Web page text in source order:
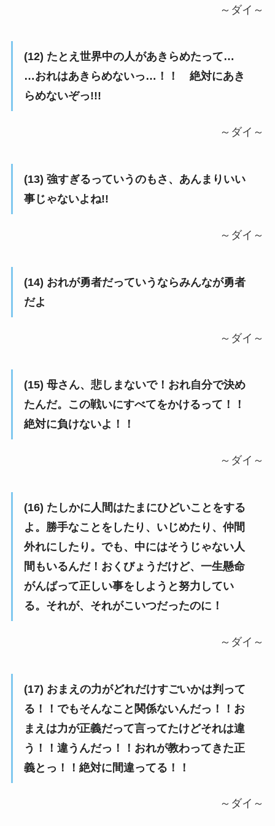
～ダイ～
(12) たとえ世界中の人があきらめたって…
…おれはあきらめないっ…！！ 絶対にあき
らめないぞっ!!!
～ダイ～
(13) 強すぎるっていうのもさ、あんまりいい
事じゃないよね!!
～ダイ～
(14) おれが勇者だっていうならみんなが勇者
だよ
～ダイ～
(15) 母さん、悲しまないで！おれ自分で決め
たんだ。この戦いにすべてをかけるって！！
絶対に負けないよ！！
～ダイ～
(16) たしかに人間はたまにひどいことをする
よ。勝手なことをしたり、いじめたり、仲間
外れにしたり。でも、中にはそうじゃない人
間もいるんだ！おくびょうだけど、一生懸命
がんばって正しい事をしようと努力してい
る。それが、それがこいつだったのに！
～ダイ～
(17) おまえの力がどれだけすごいかは判って
る！！でもそんなこと関係ないんだっ！！お
まえは力が正義だって言ってたけどそれは違
う！！違うんだっ！！おれが教わってきた正
義とっ！！絶対に間違ってる！！
～ダイ～